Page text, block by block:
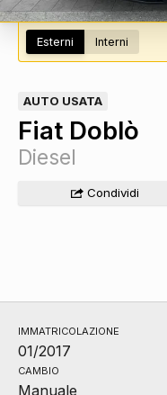
Esterni Interni
AUTO USATA
Fiat Doblò
Diesel
Condividi
IMMATRICOLAZIONE
01/2017
CAMBIO
Manuale